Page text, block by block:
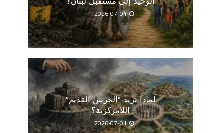
2026-07-04
لماذا يريد “الحرس القديم”
اللامركزية؟
2026-07-01